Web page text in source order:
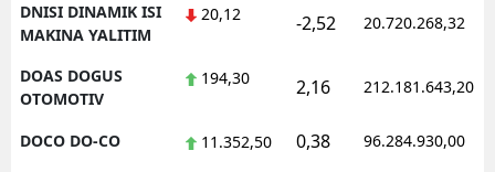
DNISI DINAMIK ISI
MAKINA YALITIM
20,12 -2,52 20.720.268,32
DOAS DOGUS
OTOMOTIV
194,30 2,16 212.181.643,20
DOCO DO-CO 11.352,50 0,38 96.284.930,00